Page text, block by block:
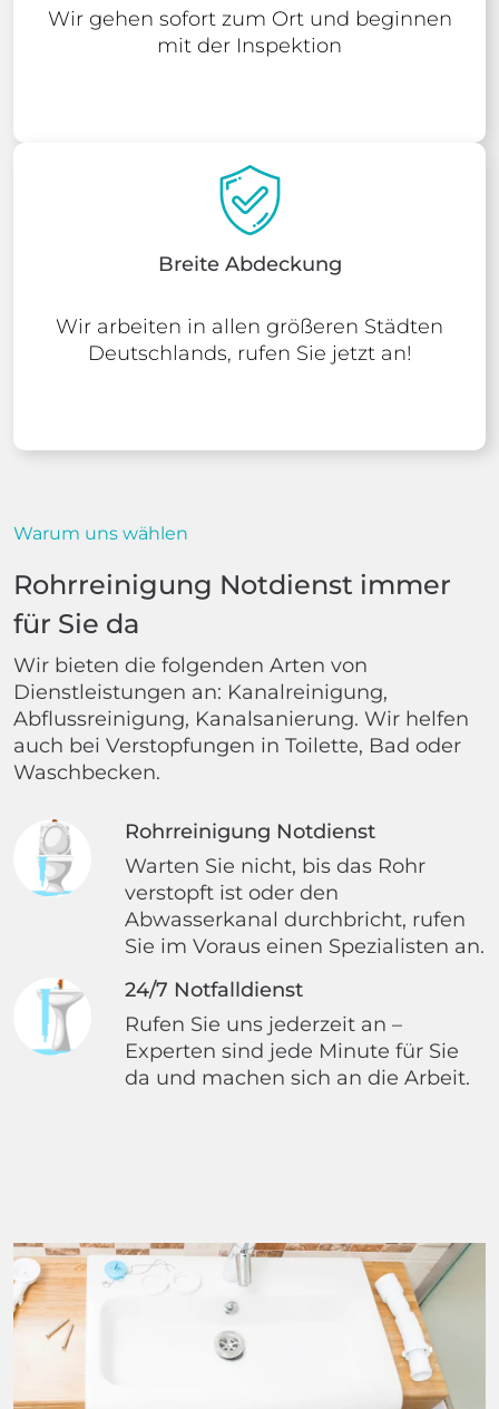
Wir gehen sofort zum Ort und beginnen
mit der Inspektion
Breite Abdeckung
Wir arbeiten in allen größeren Städten
Deutschlands, rufen Sie jetzt an!
Warum uns wählen
Rohrreinigung Notdienst immer
für Sie da
Wir bieten die folgenden Arten von
Dienstleistungen an: Kanalreinigung,
Abflussreinigung, Kanalsanierung. Wir helfen
auch bei Verstopfungen in Toilette, Bad oder
Waschbecken.
Rohrreinigung Notdienst
Warten Sie nicht, bis das Rohr
verstopft ist oder den
Abwasserkanal durchbricht, rufen
Sie im Voraus einen Spezialisten an.
24/7 Notfalldienst
Rufen Sie uns jederzeit an –
Experten sind jede Minute für Sie
da und machen sich an die Arbeit.